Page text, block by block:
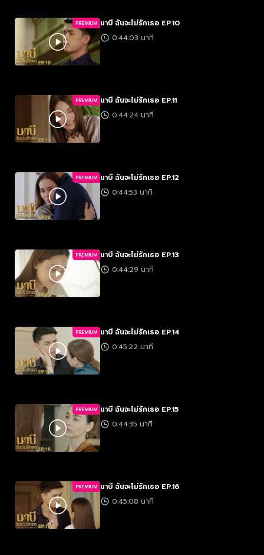
PREMIUM นาบี ฉันจะไม่รักเธอ EP.10
0:44:03 นาที
PREMIUM นาบี ฉันจะไม่รักเธอ EP.11
0:44:24 นาที
PREMIUM นาบี ฉันจะไม่รักเธอ EP.12
0:44:53 นาที
PREMIUM นาบี ฉันจะไม่รักเธอ EP.13
0:44:29 นาที
PREMIUM นาบี ฉันจะไม่รักเธอ EP.14
0:45:22 นาที
PREMIUM นาบี ฉันจะไม่รักเธอ EP.15
0:44:35 นาที
PREMIUM นาบี ฉันจะไม่รักเธอ EP.16
0:45:08 นาที